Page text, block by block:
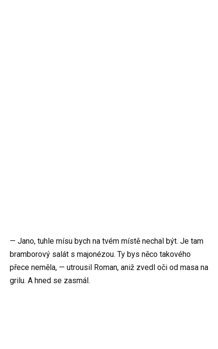
— Jano, tuhle mísu bych na tvém místě nechal být. Je tam
bramborový salát s majonézou. Ty bys něco takového
přece neměla, — utrousil Roman, aniž zvedl oči od masa na
grilu. A hned se zasmál.